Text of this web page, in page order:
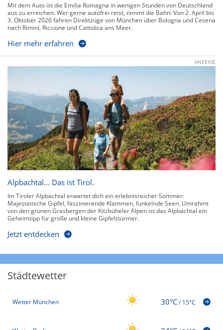
Mit dem Auto ist die Emilia Romagna in wenigen Stunden von Deutschland
aus zu erreichen. Wer gerne autofrei reist, nimmt die Bahn: Von 2. April bis
3. Oktober 2026 fahren Direktzüge von München über Bologna und Cesena
nach Rimini, Riccione und Cattolica ans Meer.
Hier mehr erfahren
ANZEIGE
Alpbachtal… Das ist Tirol.
Im Tiroler Alpbachtal erwartet dich ein erlebnisreicher Sommer:
Majestätische Gipfel, faszinierende Klammen, funkelnde Seen. Umrahmt
von den grünen Grasbergen der Kitzbüheler Alpen ist das Alpbachtal ein
Geheimtipp für große und kleine Gipfelstürmer.
Jetzt entdecken
Städtewetter
Wetter München 30°C/15°C